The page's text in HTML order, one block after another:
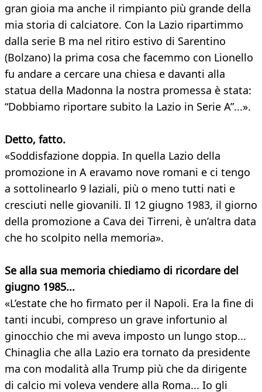
gran gioia ma anche il rimpianto più grande della
mia storia di calciatore. Con la Lazio ripartimmo
dalla serie B ma nel ritiro estivo di Sarentino
(Bolzano) la prima cosa che facemmo con Lionello
fu andare a cercare una chiesa e davanti alla
statua della Madonna la nostra promessa è stata:
“Dobbiamo riportare subito la Lazio in Serie A”...».
Detto, fatto.
«Soddisfazione doppia. In quella Lazio della
promozione in A eravamo nove romani e ci tengo
a sottolinearlo 9 laziali, più o meno tutti nati e
cresciuti nelle giovanili. Il 12 giugno 1983, il giorno
della promozione a Cava dei Tirreni, è un’altra data
che ho scolpito nella memoria».
Se alla sua memoria chiediamo di ricordare del
giugno 1985...
«L’estate che ho firmato per il Napoli. Era la fine di
tanti incubi, compreso un grave infortunio al
ginocchio che mi aveva imposto un lungo stop...
Chinaglia che alla Lazio era tornato da presidente
ma con modalità alla Trump più che da dirigente
di calcio mi voleva vendere alla Roma... Io gli